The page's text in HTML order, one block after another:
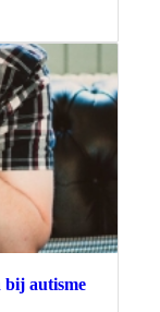
bij autisme